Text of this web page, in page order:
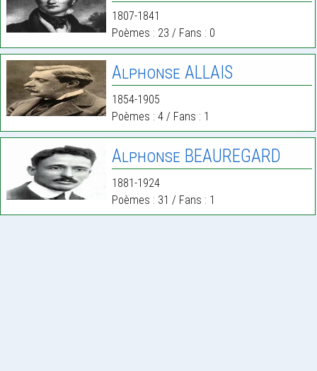
1807-1841
Poèmes : 23 / Fans : 0
Alphonse ALLAIS
1854-1905
Poèmes : 4 / Fans : 1
Alphonse BEAUREGARD
1881-1924
Poèmes : 31 / Fans : 1